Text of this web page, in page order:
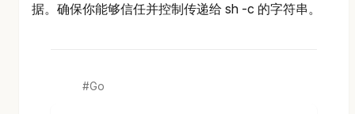
据。确保你能够信任并控制传递给 sh -c 的字符串。
Go